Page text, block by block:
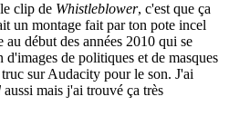
clip de Whistleblower, c'est que ça
un montage fait par ton pote incel
début des années 2010 qui se
de politiques et de masques
sur Audacity pour le son. J'ai
aussi mais j'ai trouvé ça très